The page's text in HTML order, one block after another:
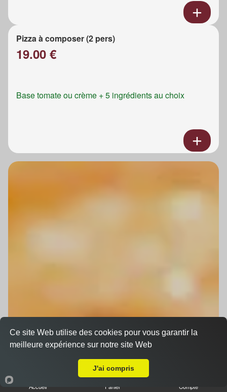
Pizza à composer (2 pers)
19.00 €
Base tomate ou crème + 5 ingrédients au choix
Accueil Panier Compte
Ce site Web utilise des cookies pour vous garantir la
meilleure expérience sur notre site Web
J'ai compris